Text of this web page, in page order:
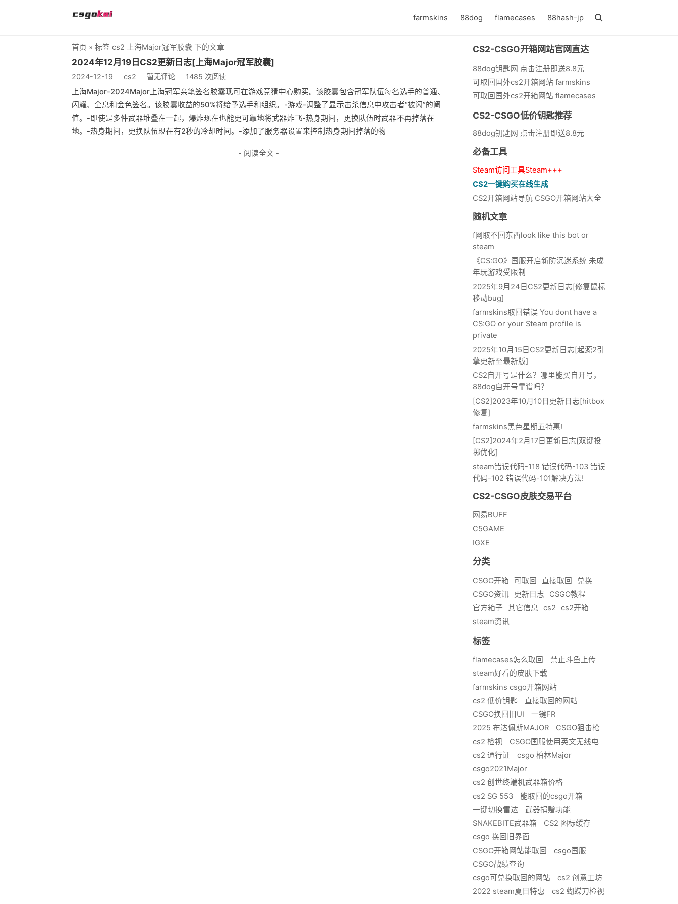
farmskins 88dog flamecases 88hash-jp
首页 » 标签 cs2 上海Major冠军胶囊 下的文章
2024年12月19日CS2更新日志[上海Major冠军胶囊]
2024-12-19 cs2 暂无评论 1485 次阅读
上海Major-2024Major上海冠军亲笔签名胶囊现可在游戏竞猜中心购买。该胶囊包含冠军队伍每名选手的普通、
闪耀、全息和金色签名。该胶囊收益的50%将给予选手和组织。-游戏-调整了显示击杀信息中攻击者“被闪”的阈
值。-即使是多件武器堆叠在一起，爆炸现在也能更可靠地将武器炸飞-热身期间，更换队伍时武器不再掉落在
地。-热身期间，更换队伍现在有2秒的冷却时间。-添加了服务器设置来控制热身期间掉落的物
- 阅读全文 -
CS2-CSGO开箱网站官网直达
88dog钥匙网 点击注册即送8.8元
可取回国外cs2开箱网站 farmskins
可取回国外cs2开箱网站 flamecases
CS2-CSGO低价钥匙推荐
88dog钥匙网 点击注册即送8.8元
必备工具
Steam访问工具Steam+++
CS2一键购买在线生成
CS2开箱网站导航 CSGO开箱网站大全
随机文章
f网取不回东西look like this bot or
steam
《CS:GO》国服开启新防沉迷系统 未成
年玩游戏受限制
2025年9月24日CS2更新日志[修复鼠标
移动bug]
farmskins取回错误 You dont have a
CS:GO or your Steam profile is
private
2025年10月15日CS2更新日志[起源2引
擎更新至最新版]
CS2自开号是什么？哪里能买自开号，
88dog自开号靠谱吗？
[CS2]2023年10月10日更新日志[hitbox
修复]
farmskins黑色星期五特惠!
[CS2]2024年2月17日更新日志[双键投
掷优化]
steam错误代码-118 错误代码-103 错误
代码-102 错误代码-101解决方法!
CS2-CSGO皮肤交易平台
网易BUFF
C5GAME
IGXE
分类
CSGO开箱 可取回 直接取回
兑换
CSGO资讯
更新日志
CSGO教程
官方箱子
其它信息 cs2
cs2开箱
steam资讯
标签
flamecases怎么取回
禁止斗鱼上传
steam好看的皮肤下载
farmskins csgo开箱网站
cs2 低价钥匙
直接取回的网站
CSGO换回旧UI
一键FR
2025 布达佩斯MAJOR
CSGO狙击枪
cs2 检视
CSGO国服使用英文无线电
cs2 通行证
csgo 柏林Major
csgo2021Major
cs2 创世终端机武器箱价格
cs2 SG 553
能取回的csgo开箱
一键切换雷达
武器捐赠功能
SNAKEBITE武器箱
CS2 图标缓存
csgo 换回旧界面
CSGO开箱网站能取回
csgo国服
CSGO战绩查询
csgo可兑换取回的网站
cs2 创意工坊
2022 steam夏日特惠
cs2 蝴蝶刀检视